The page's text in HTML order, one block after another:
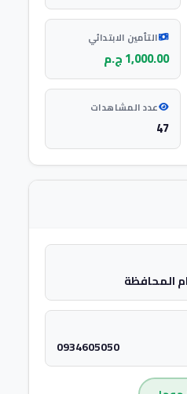
التأمين الابتدائي
1,000.00 ج.م
عدد المشاهدات
47
المحافظة
0934605050